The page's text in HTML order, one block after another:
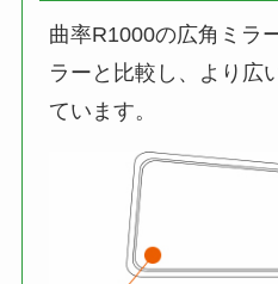
曲率R1000の広角ミラ
ラーと比較し、より広
ています。